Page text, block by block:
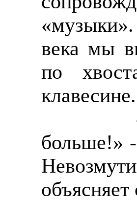
века мы
по
клавесине.
- «А-
больше!»